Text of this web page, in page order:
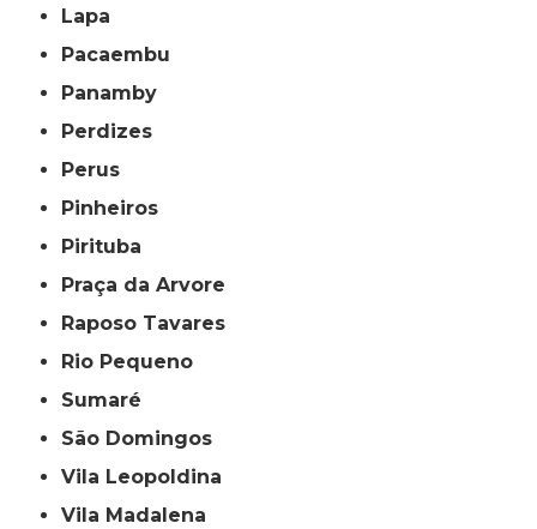
Lapa
Pacaembu
Panamby
Perdizes
Perus
Pinheiros
Pirituba
Praça da Arvore
Raposo Tavares
Rio Pequeno
Sumaré
São Domingos
Vila Leopoldina
Vila Madalena